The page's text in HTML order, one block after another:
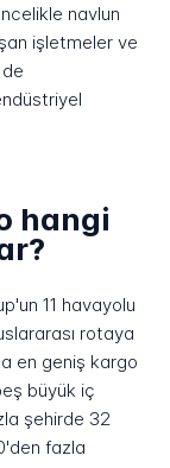
navlun
işletmeler ve
hangi
11 havayolu
rotaya
en geniş kargo
büyük iç
şehirde 32
fazla